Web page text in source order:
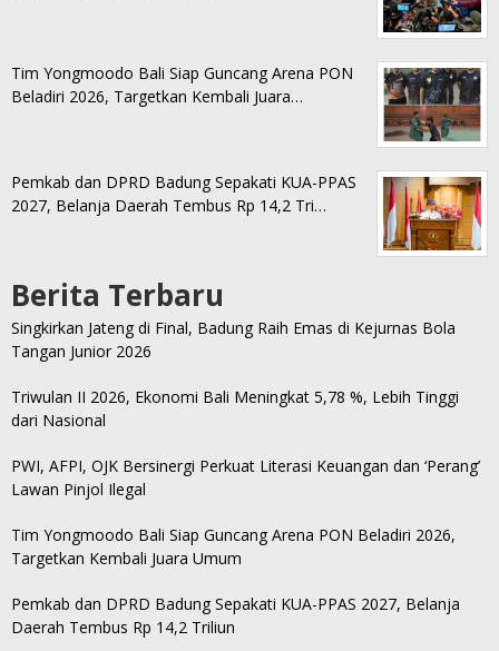
Tim Yongmoodo Bali Siap Guncang Arena PON
Beladiri 2026, Targetkan Kembali Juara…
Pemkab dan DPRD Badung Sepakati KUA-PPAS
2027, Belanja Daerah Tembus Rp 14,2 Tri…
Berita Terbaru
Singkirkan Jateng di Final, Badung Raih Emas di Kejurnas Bola
Tangan Junior 2026
Triwulan II 2026, Ekonomi Bali Meningkat 5,78 %, Lebih Tinggi
dari Nasional
PWI, AFPI, OJK Bersinergi Perkuat Literasi Keuangan dan ‘Perang’
Lawan Pinjol Ilegal
Tim Yongmoodo Bali Siap Guncang Arena PON Beladiri 2026,
Targetkan Kembali Juara Umum
Pemkab dan DPRD Badung Sepakati KUA-PPAS 2027, Belanja
Daerah Tembus Rp 14,2 Triliun